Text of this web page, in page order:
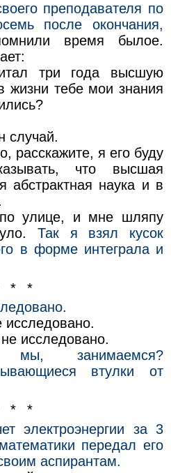
преподавателя по
после окончания,
время былое.
три года высшую
жизни тебе мои знания
случай.
расскажите, я его буду
что высшая
абстрактная наука и в
улице, и мне шляпу
Так я взял кусок
в форме интеграла и
* *
исследовано.
исследовано.
занимаемся?
втулки от
* *
электроэнергии за 3
передал его
аспирантам.